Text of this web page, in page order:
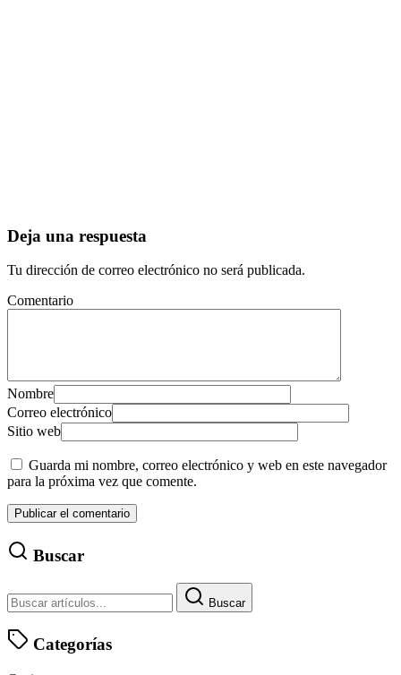
Deja una respuesta
Tu dirección de correo electrónico no será publicada.
Comentario
Nombre
Correo electrónico
Sitio web
Guarda mi nombre, correo electrónico y web en este navegador
para la próxima vez que comente.
Buscar
Buscar
Categorías